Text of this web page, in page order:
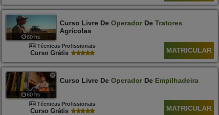
60 hs
Curso Livre De OperadorDe Tratores
Agrícolas
Técnicas Profissionais
Curso Grátis MATRICULAR
60 hs
Curso Livre De OperadorDe Empilhadeira
Técnicas Profissionais
Curso Grátis MATRICULAR